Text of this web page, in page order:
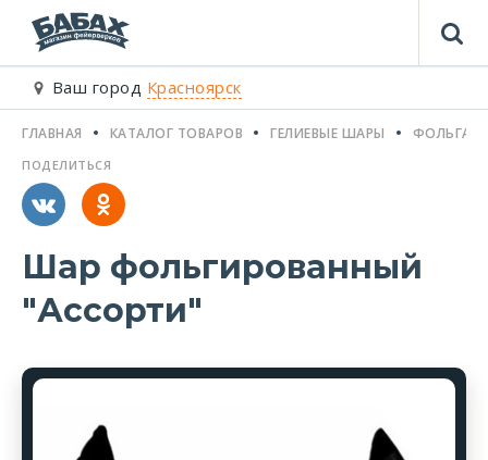
Ваш город Красноярск
ГЛАВНАЯ КАТАЛОГ ТОВАРОВ ГЕЛИЕВЫЕ ШАРЫ ФОЛЬГА
Шар фольгированный
"Ассорти"
ПОДЕЛИТЬСЯ